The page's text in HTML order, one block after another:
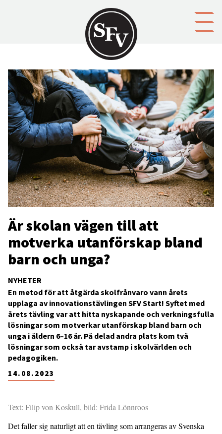
NYHETER
Är skolan vägen till att
motverka utanförskap bland
barn och unga?
14.08.2023
En metod för att åtgärda skolfrånvaro vann årets
upplaga av innovationstävlingen SFV Start! Syftet med
årets tävling var att hitta nyskapande och verkningsfulla
lösningar som motverkar utanförskap bland barn och
unga i åldern 6–16 år. På delad andra plats kom två
lösningar som också tar avstamp i skolvärlden och
pedagogiken.
Text: Filip von Koskull, bild: Frida Lönnroos
Det faller sig naturligt att en tävling som arrangeras av Svenska